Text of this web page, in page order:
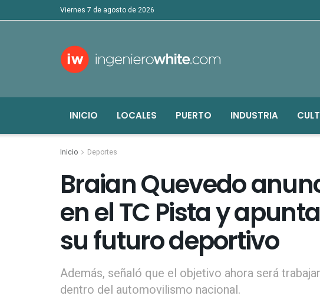
viernes 7 de agosto de 2026
INICIO LOCALES PUERTO INDUSTRIA
Inicio Deportes
Braian Quevedo
en el TC Pista y
su futuro deportivo
Además, señaló que el objetivo ahora será
dentro del automovilismo nacional.